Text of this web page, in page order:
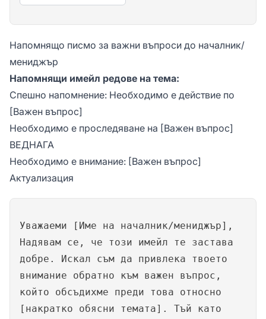
Напомнящо писмо за важни въпроси до началник/
мениджър
Напомнящи имейл редове на тема:
Спешно напомнение: Необходимо е действие по
[Важен въпрос]
Необходимо е проследяване на [Важен въпрос]
ВЕДНАГА
Необходимо е внимание: [Важен въпрос]
Актуализация
Уважаеми [Име на началник/мениджър],
Надявам се, че този имейл те застава
добре. Искал съм да привлека твоето
внимание обратно към важен въпрос,
който обсъдихме преди това относно
[накратко обясни темата]. Тъй като